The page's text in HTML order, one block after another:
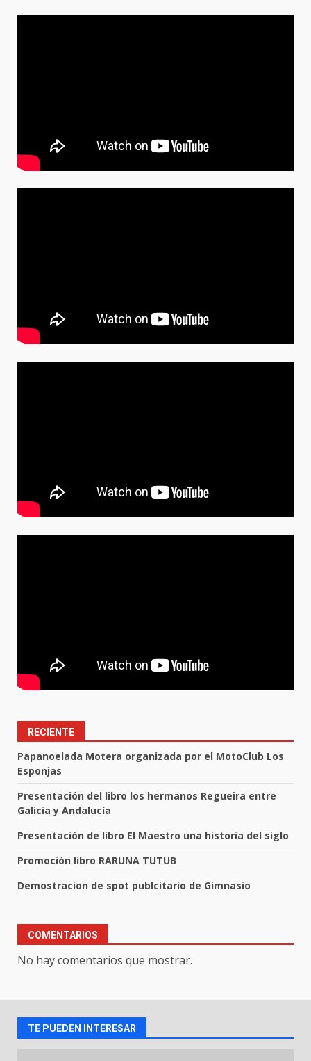
RECIENTE
Papanoelada Motera organizada por el MotoClub Los
Esponjas
Presentación del libro los hermanos Regueira entre
Galicia y Andalucía
Presentación de libro El Maestro una historia del siglo
Promoción libro RARUNA TUTUB
Demostracion de spot publcitario de Gimnasio
COMENTARIOS
No hay comentarios que mostrar.
TE PUEDEN INTERESAR